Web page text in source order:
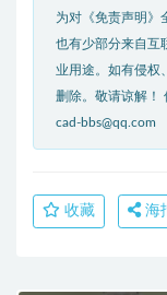
为对《免责声明》
也有少部分来自互
业用途。如有侵权
删除。敬请谅解！
cad-bbs@qq.com
收藏 海